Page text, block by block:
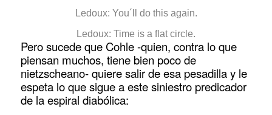
Ledoux: You´ll do this again.
Ledoux: Time is a flat circle.
Pero sucede que Cohle -quien, contra lo que
piensan muchos, tiene bien poco de
nietzscheano- quiere salir de esa pesadilla y le
espeta lo que sigue a este siniestro predicador
de la espiral diabólica: